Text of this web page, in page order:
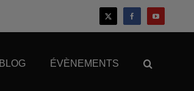
BLOG ÉVÈNEMENTS